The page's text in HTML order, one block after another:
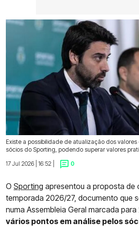
Existe a possibilidade de atualização dos
sócios do Sporting, podendo superar valores
17 Jul 2026 | 16:52 |
0
O Sporting apresentou a proposta de
temporada 2026/27, documento que
numa Assembleia Geral marcada para
vários pontos em análise pelos